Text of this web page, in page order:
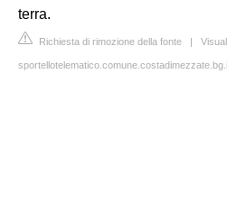
terra.
Richiesta di rimozione della fonte |